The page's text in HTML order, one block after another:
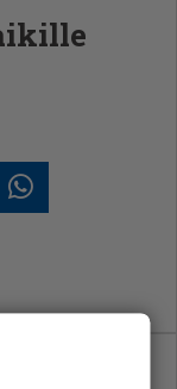
Whatsapp